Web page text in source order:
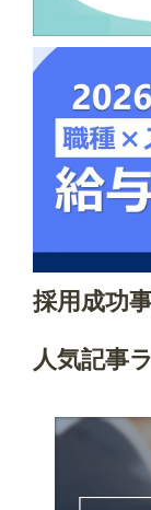
採用成功
人気記事